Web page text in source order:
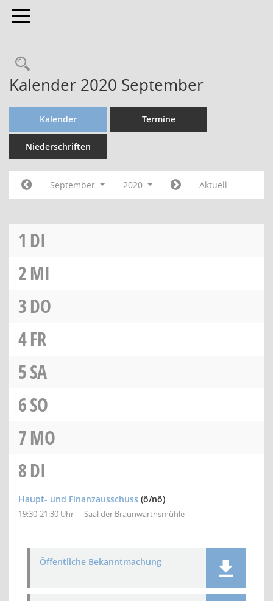
Toggle navigation
Kalender 2020 September
Kalender Termine
Niederschriften
September 2020 Aktuell
1 DI
2MI
3DO
4FR
5SA
6SO
7MO
8DI
Haupt- und Finanzausschuss (ö/nö)
19:30-21:30 Uhr Saal der Braunwarthsmühle
Öffentliche Bekanntmachung